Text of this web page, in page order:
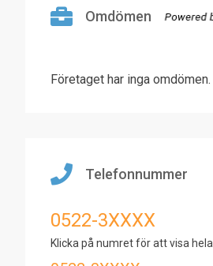
Omdömen
Företaget har inga omdömen.
Telefonnummer
0522-3XXXX
Klicka på numret för att visa hela